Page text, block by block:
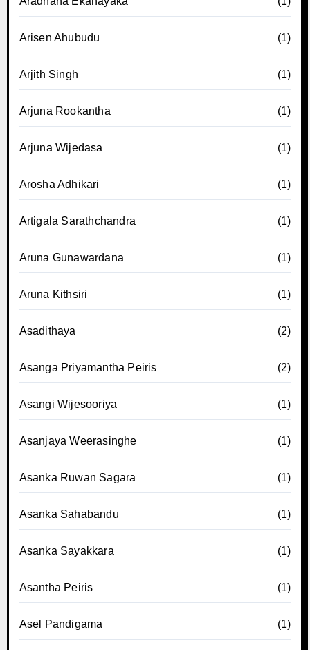
Arisen Ahubudu (1)
Arjith Singh (1)
Arjuna Rookantha (1)
Arjuna Wijedasa (1)
Arosha Adhikari (1)
Artigala Sarathchandra (1)
Aruna Gunawardana (1)
Aruna Kithsiri (1)
Asadithaya (2)
Asanga Priyamantha Peiris (2)
Asangi Wijesooriya (1)
Asanjaya Weerasinghe (1)
Asanka Ruwan Sagara (1)
Asanka Sahabandu (1)
Asanka Sayakkara (1)
Asantha Peiris (1)
Asel Pandigama (1)